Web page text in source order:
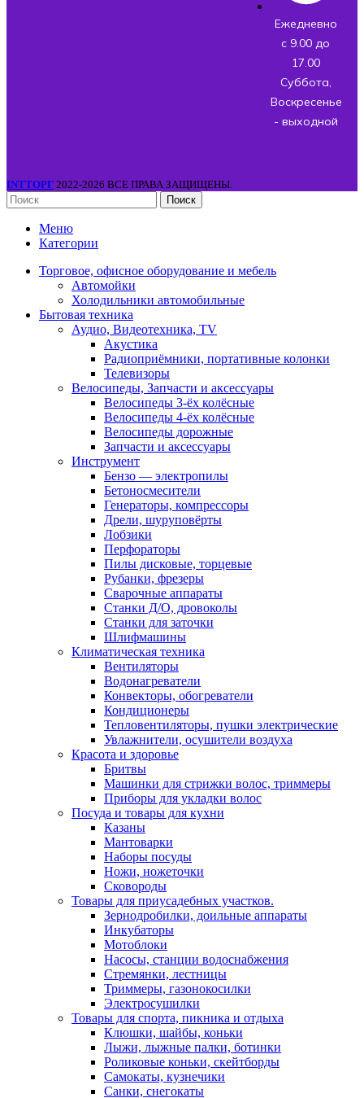
Ежедневно
с 9.00 до
17.00
Суббота,
Воскресенье
- выходной
INTТОРГ 2022-2026 ВСЕ ПРАВА ЗАЩИЩЕНЫ.
Поиск
Меню
Категории
Торговое, офисное оборудование и мебель
Автомойки
Холодильники автомобильные
Бытовая техника
Аудио, Видеотехника, TV
Акустика
Радиоприёмники, портативные колонки
Телевизоры
Велосипеды, Запчасти и аксессуары
Велосипеды 3-ёх колёсные
Велосипеды 4-ёх колёсные
Велосипеды дорожные
Запчасти и аксессуары
Инструмент
Бензо — электропилы
Бетоносмесители
Генераторы, компрессоры
Дрели, шуруповёрты
Лобзики
Перфораторы
Пилы дисковые, торцевые
Рубанки, фрезеры
Сварочные аппараты
Станки Д/О, дровоколы
Станки для заточки
Шлифмашины
Климатическая техника
Вентиляторы
Водонагреватели
Конвекторы, обогреватели
Кондиционеры
Тепловентиляторы, пушки электрические
Увлажнители, осушители воздуха
Красота и здоровье
Бритвы
Машинки для стрижки волос, триммеры
Приборы для укладки волос
Посуда и товары для кухни
Казаны
Мантоварки
Наборы посуды
Ножи, ножеточки
Сковороды
Товары для приусадебных участков.
Зернодробилки, доильные аппараты
Инкубаторы
Мотоблоки
Насосы, станции водоснабжения
Стремянки, лестницы
Триммеры, газонокосилки
Электросушилки
Товары для спорта, пикника и отдыха
Клюшки, шайбы, коньки
Лыжи, лыжные палки, ботинки
Роликовые коньки, скейтборды
Самокаты, кузнечики
Санки, снегокаты